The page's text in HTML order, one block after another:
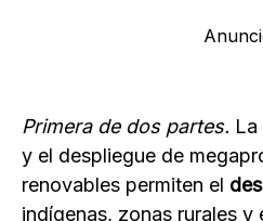
Primera de dos partes. La
y el despliegue de
renovables permiten el
indígenas, zonas rurales y